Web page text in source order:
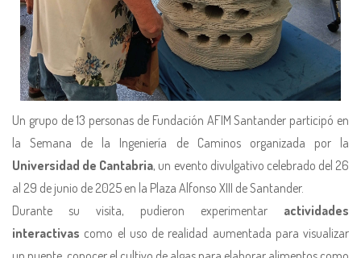
Un grupo de 13 personas de Fundación AFIM Santander participó en
la Semana de la Ingeniería de Caminos organizada por la
Universidad de Cantabria, un evento divulgativo celebrado del 26
al 29 de junio de 2025 en la Plaza Alfonso XIII de Santander.
Durante su visita, pudieron experimentar actividades
interactivas como el uso de realidad aumentada para visualizar